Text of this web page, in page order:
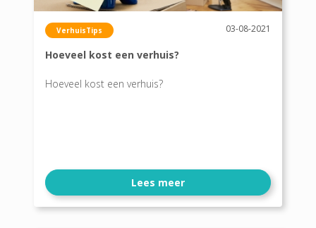
VerhuisTips 03-08-2021
Hoeveel kost een verhuis?
Hoeveel kost een verhuis?
Lees meer